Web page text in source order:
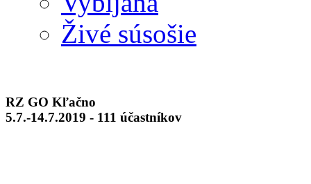
Živé súsošie
RZ GO Kľačno
5.7.-14.7.2019 - 111 účastníkov